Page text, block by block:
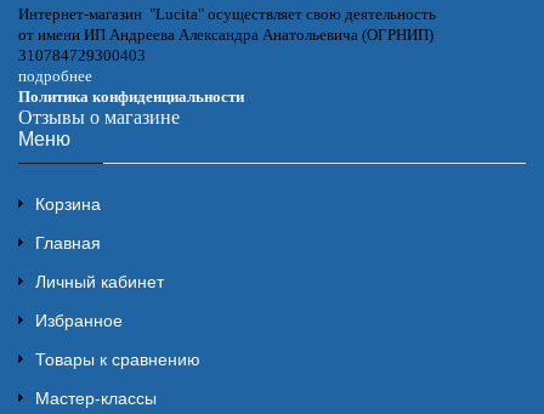
Интернет-магазин "Lucita" осуществляет свою деятельность
от имени ИП Андреева Александра Анатольевича (ОГРНИП)
310784729300403
подробнее
Политика конфиденциальности
Отзывы о магазине
Меню
Корзина
Главная
Личный кабинет
Избранное
Товары к сравнению
Мастер-классы